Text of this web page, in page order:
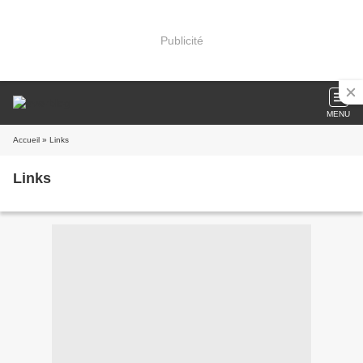
Publicité
MENU
Accueil » Links
Links